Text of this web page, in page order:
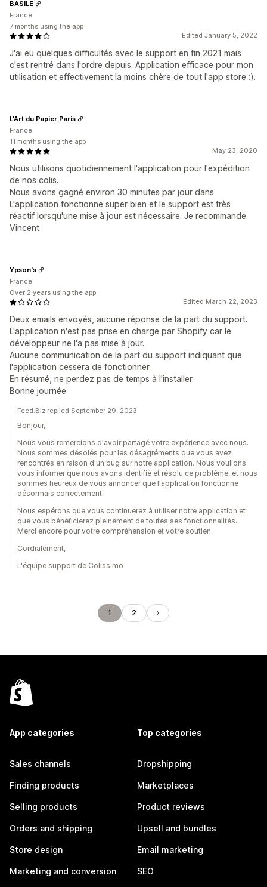
Edited January 5, 2022
J'ai eu quelques difficultés avec le support en fin 2021 mais
c'est rentré dans l'ordre depuis. Application efficace pour mon
utilisation et effectivement la moins chère de tout l'app store :).
BASILE
France
7 months using the app
May 23, 2020
Nous utilisons quotidiennement l'application pour l'expédition
de nos colis.
Nous avons gagné environ 30 minutes par jour dans
L'application fonctionne super bien et le support est très
réactif lorsqu'une mise à jour est nécessaire. Je recommande.
Vincent
L'Art du Papier Paris
France
11 months using the app
Edited March 22, 2023
Deux emails envoyés, aucune réponse de la part du support.
L'application n'est pas prise en charge par Shopify car le
développeur ne l'a pas mise à jour.
Aucune communication de la part du support indiquant que
l'application cessera de fonctionner.
En résumé, ne perdez pas de temps à l'installer.
Bonne journée
Ypson's
France
Over 2 years using the app
Feed.Biz replied September 29, 2023
Bonjour,
Nous vous remercions d'avoir partagé votre expérience avec nous.
Nous sommes désolés pour les désagréments que vous avez
rencontrés en raison d'un bug sur notre application. Nous voulions
vous informer que nous avons identifié et résolu ce problème, et nous
sommes heureux de vous annoncer que l'application fonctionne
désormais correctement.
Nous espérons que vous continuerez à utiliser notre application et
que vous bénéficierez pleinement de toutes ses fonctionnalités.
Merci encore pour votre compréhension et votre soutien.
Cordialement,
L'équipe support de Colissimo
1 2
App categories
Sales channels
Finding products
Selling products
Orders and shipping
Store design
Marketing and conversion
Top categories
Dropshipping
Marketplaces
Product reviews
Upsell and bundles
Email marketing
SEO